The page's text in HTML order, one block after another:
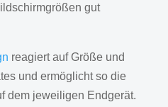
gut
reagiert auf Größe und
und ermöglicht so die
dem jeweiligen Endgerät.